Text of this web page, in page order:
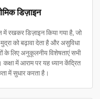
डिज़ाइन
में रखकर डिज़ाइन किया गया है, जो
को बढ़ावा देता है और असुविधा
के लिए अनुकूलनीय विशेषताएं सभी
में आराम पर यह ध्यान केंद्रित
में सुधार करता है।